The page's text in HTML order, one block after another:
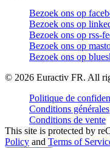
Bezoek ons op
Bezoek ons op
Bezoek ons op rss-
Bezoek ons op
Bezoek ons op
© 2026 Euractiv FR. All
Politique de
Conditions générales
Conditions de vente
This site is protected by
Policy and Terms of